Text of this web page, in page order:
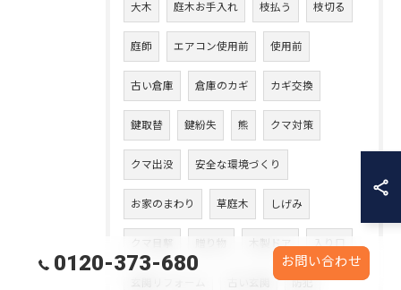
大木 庭木お手入れ 枝払う 枝切る
庭師 エアコン使用前 使用前
古い倉庫 倉庫のカギ カギ交換
鍵取替 鍵紛失 熊 クマ対策
クマ出没 安全な環境づくり
お家のまわり 草庭木 しげみ
木製ドア 入り口
防犯
0120-373-680 お問い合わせ